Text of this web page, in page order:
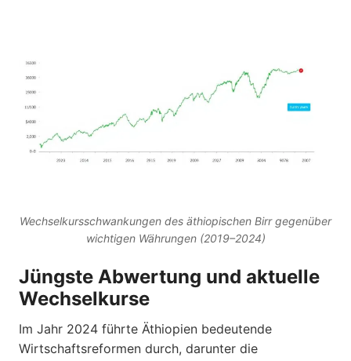
Wechselkursschwankungen des äthiopischen Birr gegenüber
wichtigen Währungen (2019–2024)
Jüngste Abwertung und aktuelle
Wechselkurse
Im Jahr 2024 führte Äthiopien bedeutende
Wirtschaftsreformen durch, darunter die